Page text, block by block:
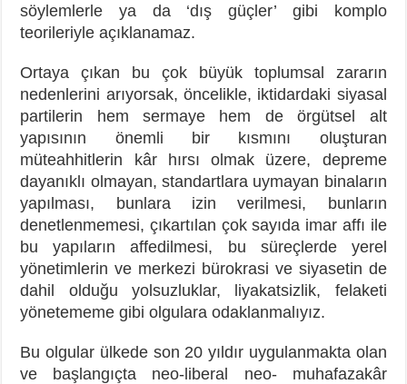
söylemlerle ya da ‘dış güçler’ gibi komplo
teorileriyle açıklanamaz.
Ortaya çıkan bu çok büyük toplumsal zararın
nedenlerini arıyorsak, öncelikle, iktidardaki siyasal
partilerin hem sermaye hem de örgütsel alt
yapısının önemli bir kısmını oluşturan
müteahhitlerin kâr hırsı olmak üzere, depreme
dayanıklı olmayan, standartlara uymayan binaların
yapılması, bunlara izin verilmesi, bunların
denetlenmemesi, çıkartılan çok sayıda imar affı ile
bu yapıların affedilmesi, bu süreçlerde yerel
yönetimlerin ve merkezi bürokrasi ve siyasetin de
dahil olduğu yolsuzluklar, liyakatsizlik, felaketi
yönetememe gibi olgulara odaklanmalıyız.
Bu olgular ülkede son 20 yıldır uygulanmakta olan
ve başlangıçta neo-liberal neo- muhafazakâr